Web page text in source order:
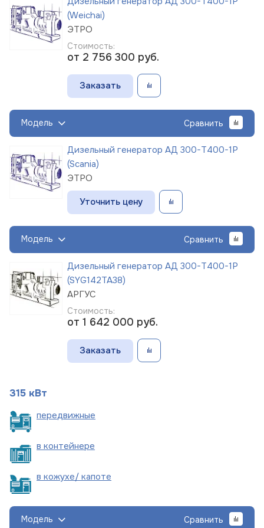
(Weichai)
ЭТРО
Стоимость:
от 2 756 300 руб.
Заказать
Модель Сравнить
Дизельный генератор АД 300-Т400-1Р
(Scania)
ЭТРО
Уточнить цену
Модель Сравнить
Дизельный генератор АД 300-Т400-1Р
(SYG142TA38)
АРГУС
Стоимость:
от 1 642 000 руб.
Заказать
315 кВт
передвижные
в контейнере
в кожухе/ капоте
Модель Сравнить